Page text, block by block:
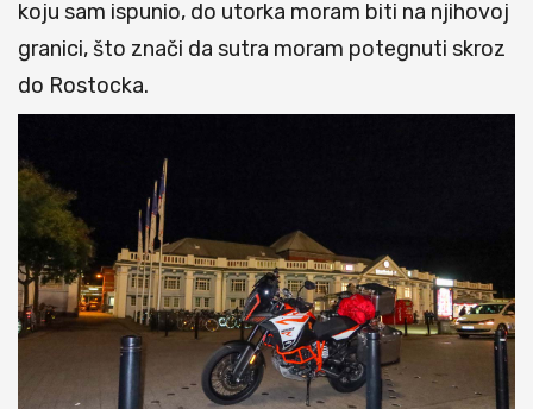
koju sam ispunio, do utorka moram biti na njihovoj
granici, što znači da sutra moram potegnuti skroz
do Rostocka.